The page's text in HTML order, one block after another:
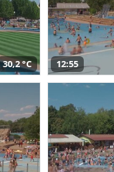
30,2 °C 12:55